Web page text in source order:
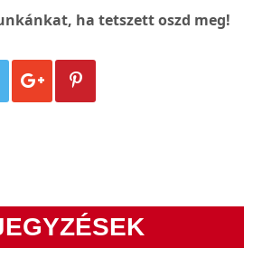
ha tetszett oszd meg!